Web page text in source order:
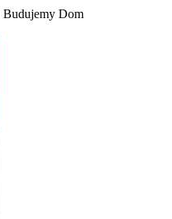
Budujemy Dom